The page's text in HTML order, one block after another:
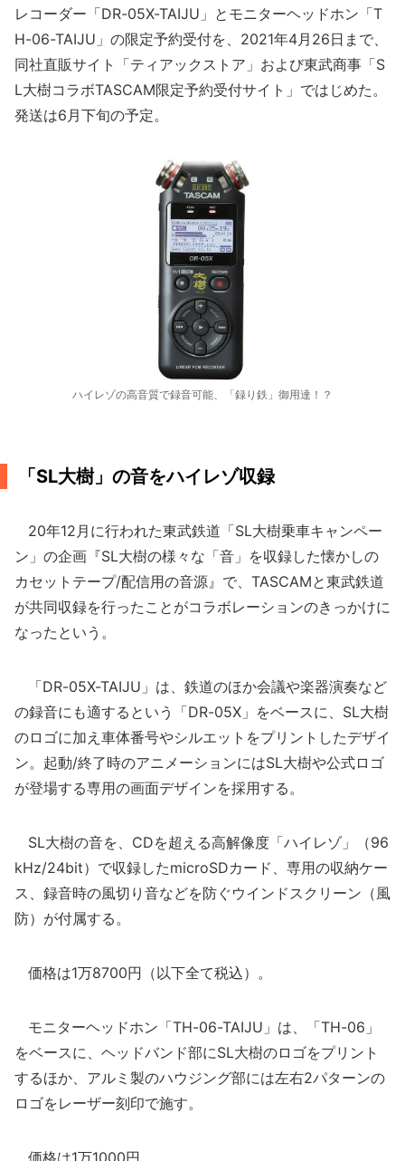
レコーダー「DR-05X-TAIJU」とモニターヘッドホン「T
H-06-TAIJU」の限定予約受付を、2021年4月26日まで、
同社直販サイト「ティアックストア」および東武商事「S
L大樹コラボTASCAM限定予約受付サイト」ではじめた。
発送は6月下旬の予定。
ハイレゾの高音質で録音可能、「録り鉄」御用達！？
「SL大樹」の音をハイレゾ収録
20年12月に行われた東武鉄道「SL大樹乗車キャンペー
ン」の企画『SL大樹の様々な「音」を収録した懐かしの
カセットテープ/配信用の音源』で、TASCAMと東武鉄道
が共同収録を行ったことがコラボレーションのきっかけに
なったという。
「DR-05X-TAIJU」は、鉄道のほか会議や楽器演奏など
の録音にも適するという「DR-05X」をベースに、SL大樹
のロゴに加え車体番号やシルエットをプリントしたデザイ
ン。起動/終了時のアニメーションにはSL大樹や公式ロゴ
が登場する専用の画面デザインを採用する。
SL大樹の音を、CDを超える高解像度「ハイレゾ」（96
kHz/24bit）で収録したmicroSDカード、専用の収納ケー
ス、録音時の風切り音などを防ぐウインドスクリーン（風
防）が付属する。
価格は1万8700円（以下全て税込）。
モニターヘッドホン「TH-06-TAIJU」は、「TH-06」
をベースに、ヘッドバンド部にSL大樹のロゴをプリント
するほか、アルミ製のハウジング部には左右2パターンの
ロゴをレーザー刻印で施す。
価格は1万1000円。